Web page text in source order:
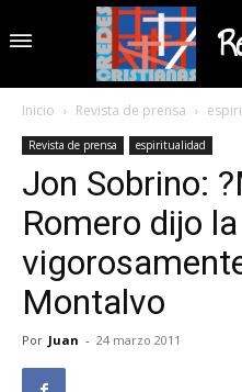
Inicio Revista de prensa
Revista de prensa espiritualidad
Jon Sobrino:
Romero dijo
Montalvo
Por Juan - 24 marzo 2011